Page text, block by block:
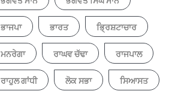
ਭਾਜਪਾ ਭਾਰਤ ਭ੍ਰਿਸ਼ਟਾਚਾਰ
ਮਨਰੇਗਾ ਰਾਘਵ ਚੱਢਾ ਰਾਜਪਾਲ
ਰਾਹੁਲ ਗਾਂਧੀ ਲੋਕ ਸਭਾ ਸਿਆਸਤ